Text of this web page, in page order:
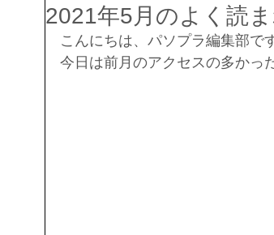
2021年5月のよく読
こんにちは、パソプラ編集部で
今日は前月のアクセスの多かっ